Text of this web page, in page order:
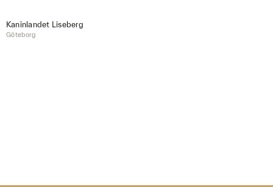
Kaninlandet Liseberg
Göteborg